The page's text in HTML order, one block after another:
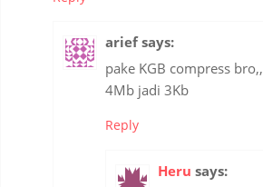
arief says:
pake KGB compress bro,,
4Mb jadi 3Kb
Reply
Heru says: